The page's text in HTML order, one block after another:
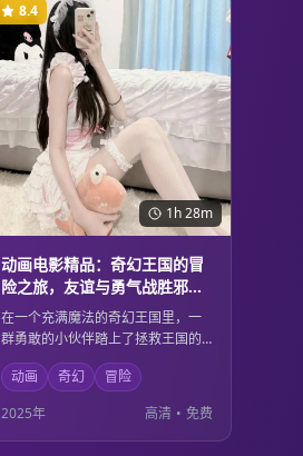
1h 28m
8.4
动画电影精品：奇幻王国的冒
险之旅，友谊与勇气战胜邪恶
的童话故事
在一个充满魔法的奇幻王国里，一
群勇敢的小伙伴踏上了拯救王国的
冒险之旅。他们用友谊的力量和无
畏的勇气，战胜了邪恶势力，保护
了美好的家园。精美的动画制作和
温暖的故事内核，适合所有年龄段
的观众观看。
动画 奇幻
冒险
2025年
高清 • 免费